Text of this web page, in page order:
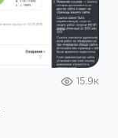
15.9к